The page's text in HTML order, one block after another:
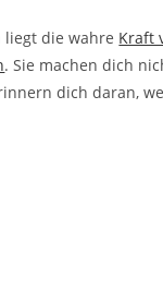
liegt die wahre Kraft
. Sie machen dich
dich daran,